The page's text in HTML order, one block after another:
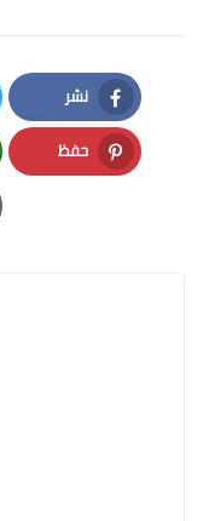
نشر
Facebook
حفظ
Pinterest